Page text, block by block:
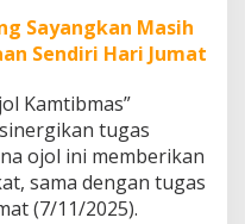
Sayangkan Masih
Sendiri Hari Jumat
Kamtibmas”
tugas
ojol ini memberikan
sama dengan tugas
(7/11/2025).